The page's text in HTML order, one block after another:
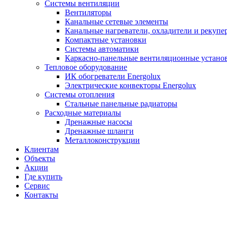
Системы вентиляции
Вентиляторы
Канальные сетевые элементы
Канальные нагреватели, охладители и
Компактные установки
Системы автоматики
Каркасно-панельные вентиляционные
Тепловое оборудование
ИК обогреватели Energolux
Электрические конвекторы Energolux
Системы отопления
Стальные панельные радиаторы
Расходные материалы
Дренажные насосы
Дренажные шланги
Металлоконструкции
Клиентам
Объекты
Акции
Где купить
Сервис
Контакты